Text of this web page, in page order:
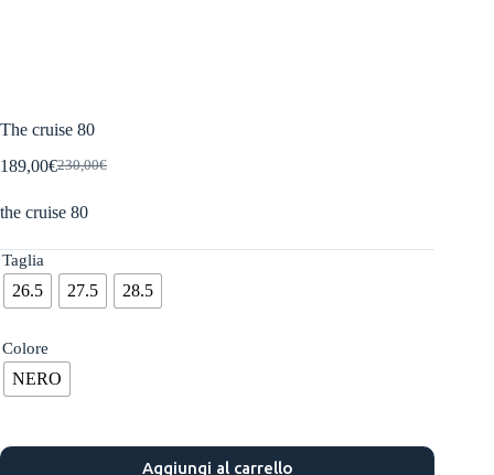
The cruise 80
230,00€
Il
originale
230,00€.
189,00€Il
attuale
189,00€.
the cruise 80
Taglia
26.5 27.5 28.5
Colore
NERO
Aggiungi al carrello